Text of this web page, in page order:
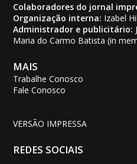
Colaboradores do jornal
Organização interna: Izabel
Administrador e publicitário:
Maria do Carmo Batista (in
MAIS
Trabalhe Conosco
Fale Conosco
VERSÃO IMPRESSA
REDES SOCIAIS